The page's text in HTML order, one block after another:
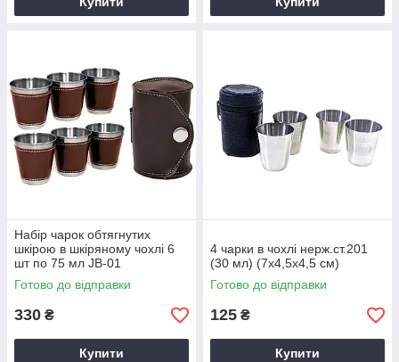
Набір чарок обтягнутих
шкірою в шкіряному чохлі 6
шт по 75 мл JB-01
Готово до відправки
330 ₴
Купити
4 чарки в чохлі нерж.ст.201
(30 мл) (7х4,5х4,5 см)
Готово до відправки
125 ₴
Купити